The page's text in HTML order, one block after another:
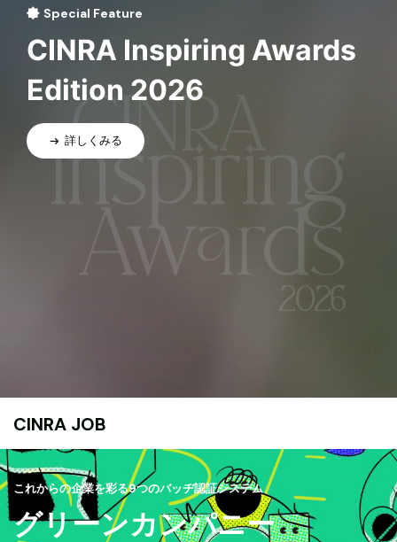
Special Feature
CINRA Inspiring Awards
Edition 2026
詳しくみる
CINRA JOB
これからの企業を彩る9つのバッヂ認証システム
グリーンカンパニー